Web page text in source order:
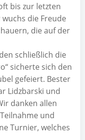
bis zur letzten
die Freude
die auf der
schließlich die
sicherte sich den
gefeiert. Bester
Lidzbarski und
danken allen
und
Turnier, welches